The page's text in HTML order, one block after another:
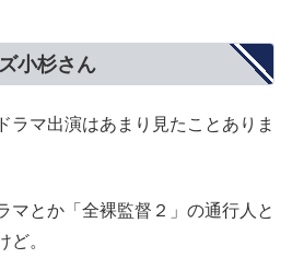
小杉さん
ラマ出演はあまり見たことありま
マとか「全裸監督２」の通行人と
ど。